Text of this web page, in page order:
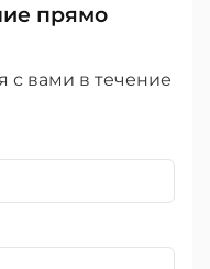
прямо
с вами в течение